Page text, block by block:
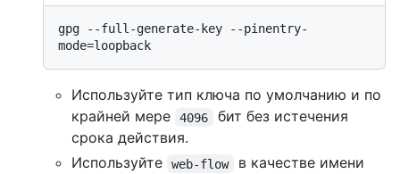
gpg --full-generate-key --pinentry-
Используйте тип ключа по умолчанию и по
крайней мере
4096
бит без истечения
срока действия.
Используйте
web-flow
в качестве имени